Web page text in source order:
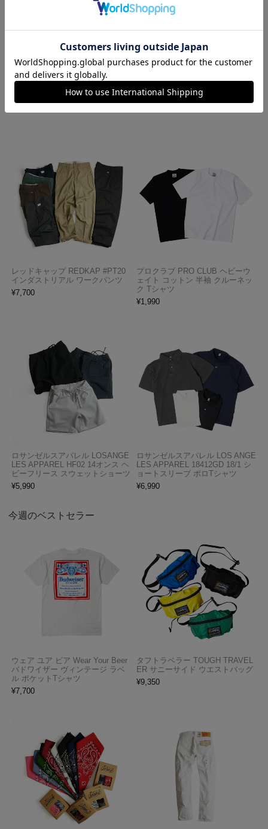
LES APPAREL 1203GD 8.5オンス
半袖 バインディング ガーメント
ダイ Tシャツ
ナ アメリカ製 トラディショナル
PANY
¥770
レッドキャップ REDKAP #PT20
インダストリアル ワークパンツ
¥7,700
プロクラブ PRO CLUB ヘビーウ
ェイト コットン 半袖 クルーネッ
ク Tシャツ
¥1,990
ロサンゼルスアパレル LOSANGE
LES APPAREL HF02 14オンス ヘ
ビーフリース スウェットショーツ
¥5,990
ロサンゼルスアパレル LOS ANGE
LES APPAREL 18412GD 18/1 シ
ョートスリーブ ポロTシャツ
¥6,990
今週のベストセラー
ウェア ユア ビア Wear Your Beer
バドワイザー ヴィンテージ ラベ
ル ポケットTシャツ
¥7,700
タフトラベラー TOUGH TRAVEL
ER サニーサイド ウエストバッグ
¥9,350